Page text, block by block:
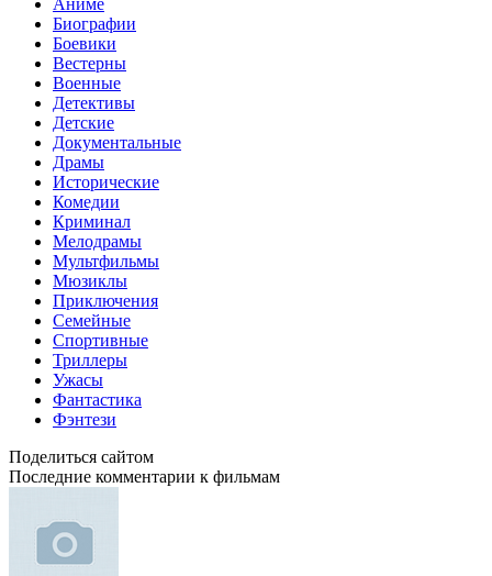
Аниме
Биографии
Боевики
Вестерны
Военные
Детективы
Детские
Документальные
Драмы
Исторические
Комедии
Криминал
Мелодрамы
Мультфильмы
Мюзиклы
Приключения
Семейные
Спортивные
Триллеры
Ужасы
Фантастика
Фэнтези
Поделиться сайтом
Последние комментарии к фильмам